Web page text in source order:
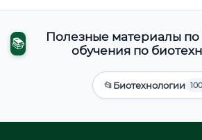
📚
Полезные материалы
обучения по
📂Биотехнологии 100